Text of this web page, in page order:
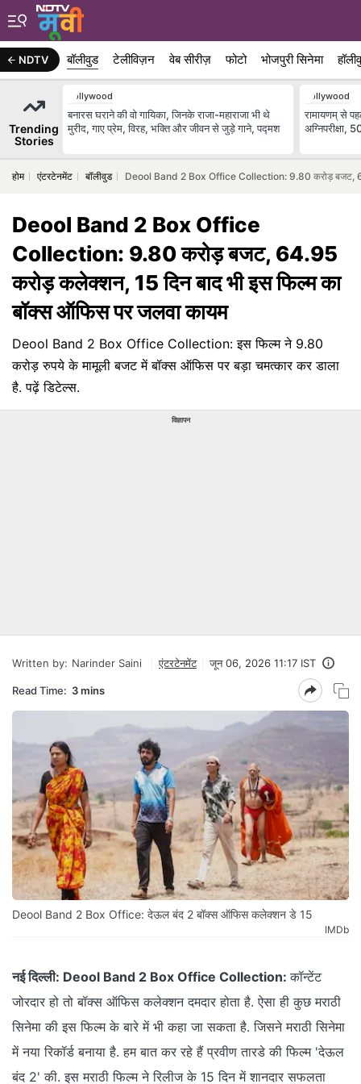
NDTV बॉलीवुड टेलीविज़न वेब सीरीज़ फोटो भोजपुरी सिनेमा
Trending
Stories
Bollywood
बनारस घराने की वो गायिका, जिनके राजा-महाराजा भी थे
मुरीद, गाए प्रेम, विरह, भक्ति और जीवन से जुड़े गाने, पद्मश
Bollywood
रामायणम् से
अग्निपरीक्षा,
होम एंटरटेनमेंट बॉलीवुड Deool Band 2 Box Office Collection: 9.80 करोड़ बजट,
Deool Band 2 Box Office
Collection: 9.80 करोड़ बजट, 64.95
करोड़ कलेक्शन, 15 दिन बाद भी इस फिल्म का
बॉक्स ऑफिस पर जलवा कायम
Deool Band 2 Box Office Collection: इस फिल्म ने 9.80
करोड़ रुपये के मामूली बजट में बॉक्स ऑफिस पर बड़ा चमत्कार कर डाला
है. पढ़ें डिटेल्स.
विज्ञापन
Written by: Narinder Saini एंटरटेनमेंट जून 06, 2026 11:17 IST
Read Time: 3 mins
Deool Band 2 Box Office: देऊल बंद 2 बॉक्स ऑफिस कलेक्शन डे 15
IMDb
नई दिल्ली: Deool Band 2 Box Office Collection:कॉन्टेंट
जोरदार हो तो बॉक्स ऑफिस कलेक्शन दमदार होता है. ऐसा ही कुछ मराठी
सिनेमा की इस फिल्म के बारे में भी कहा जा सकता है. जिसने मराठी सिनेमा
में नया रिकॉर्ड बनाया है. हम बात कर रहे हैं प्रवीण तारडे की फिल्म 'देऊल
बंद 2' की. इस मराठी फिल्म ने रिलीज के 15 दिन में शानदार सफलता